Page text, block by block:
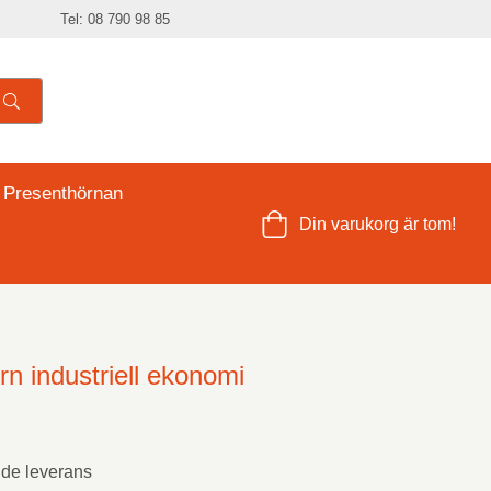
Tel: 08 790 98 85
Din varukorg är tom!
industriell ekonomi
leverans